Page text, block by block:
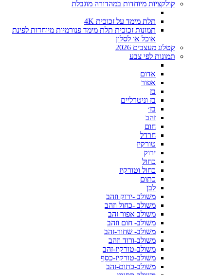
קולקציות מיוחדות במהדורה מוגבלת
תלת מימד על זכוכית 4K
תמונות זכוכית תלת מימד פנורמיות מיוחדות לפינת
אוכל או לסלון
קטלוג מעצבים 2026
תמונות לפי צבע
אדום
אפור
בז
בז וניטרליים
בז׳
זהב
חום
חרדל
טורקיז
ירוק
כחול
כחול וטורקיז
כתום
לבן
משולב -ירוק וזהב
משולב -כחול וזהב
משולב אפור זהב
משולב- חום וזהב
משולב- שחור-זהב
משולב-ורוד וזהב
משולב-טורקיז-זהב
משולב-טורקיז-כסף
משולב-כתום-זהב